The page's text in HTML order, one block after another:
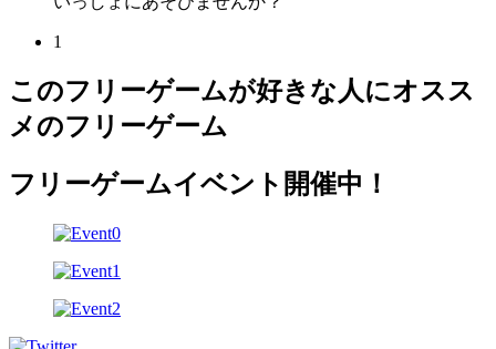
1
このフリーゲームが好きな人にオスス
メのフリーゲーム
フリーゲームイベント開催中！